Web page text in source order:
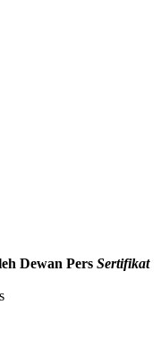
Dewan Pers Sertifikat